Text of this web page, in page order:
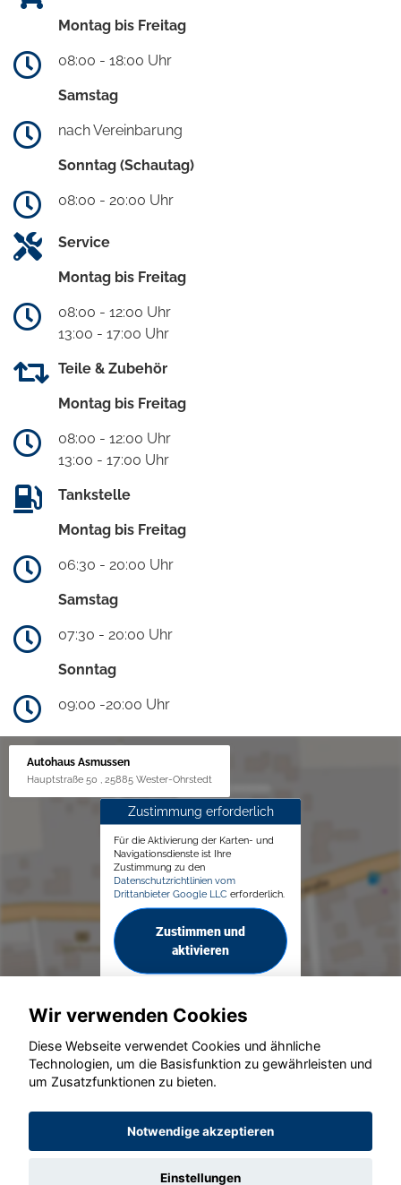
Montag bis Freitag
08:00 - 18:00 Uhr
Samstag
nach Vereinbarung
Sonntag (Schautag)
08:00 - 20:00 Uhr
Service
Montag bis Freitag
08:00 - 12:00 Uhr
13:00 - 17:00 Uhr
Teile & Zubehör
Montag bis Freitag
08:00 - 12:00 Uhr
13:00 - 17:00 Uhr
Tankstelle
Montag bis Freitag
06:30 - 20:00 Uhr
Samstag
07:30 - 20:00 Uhr
Sonntag
09:00 -20:00 Uhr
Autohaus Asmussen
Hauptstraße 50 , 25885 Wester-Ohrstedt
Zustimmung erforderlich
Für die Aktivierung der Karten- und
Navigationsdienste ist Ihre
Zustimmung zu den
Datenschutzrichtlinien vom
Drittanbieter Google LLC erforderlich.
Zustimmen und
aktivieren
© konjunkturmotor.de GmbH 2020 - 2026
Wir verwenden Cookies
Diese Webseite verwendet Cookies und ähnliche
Technologien, um die Basisfunktion zu gewährleisten und
um Zusatzfunktionen zu bieten.
Notwendige akzeptieren
Einstellungen